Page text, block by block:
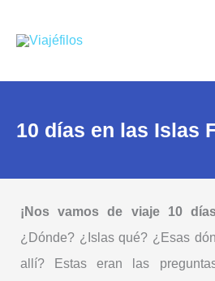
10 días en las Islas
¡Nos vamos de viaje 10
¿Dónde? ¿Islas qué? ¿Esas
allí?
Estas eran las